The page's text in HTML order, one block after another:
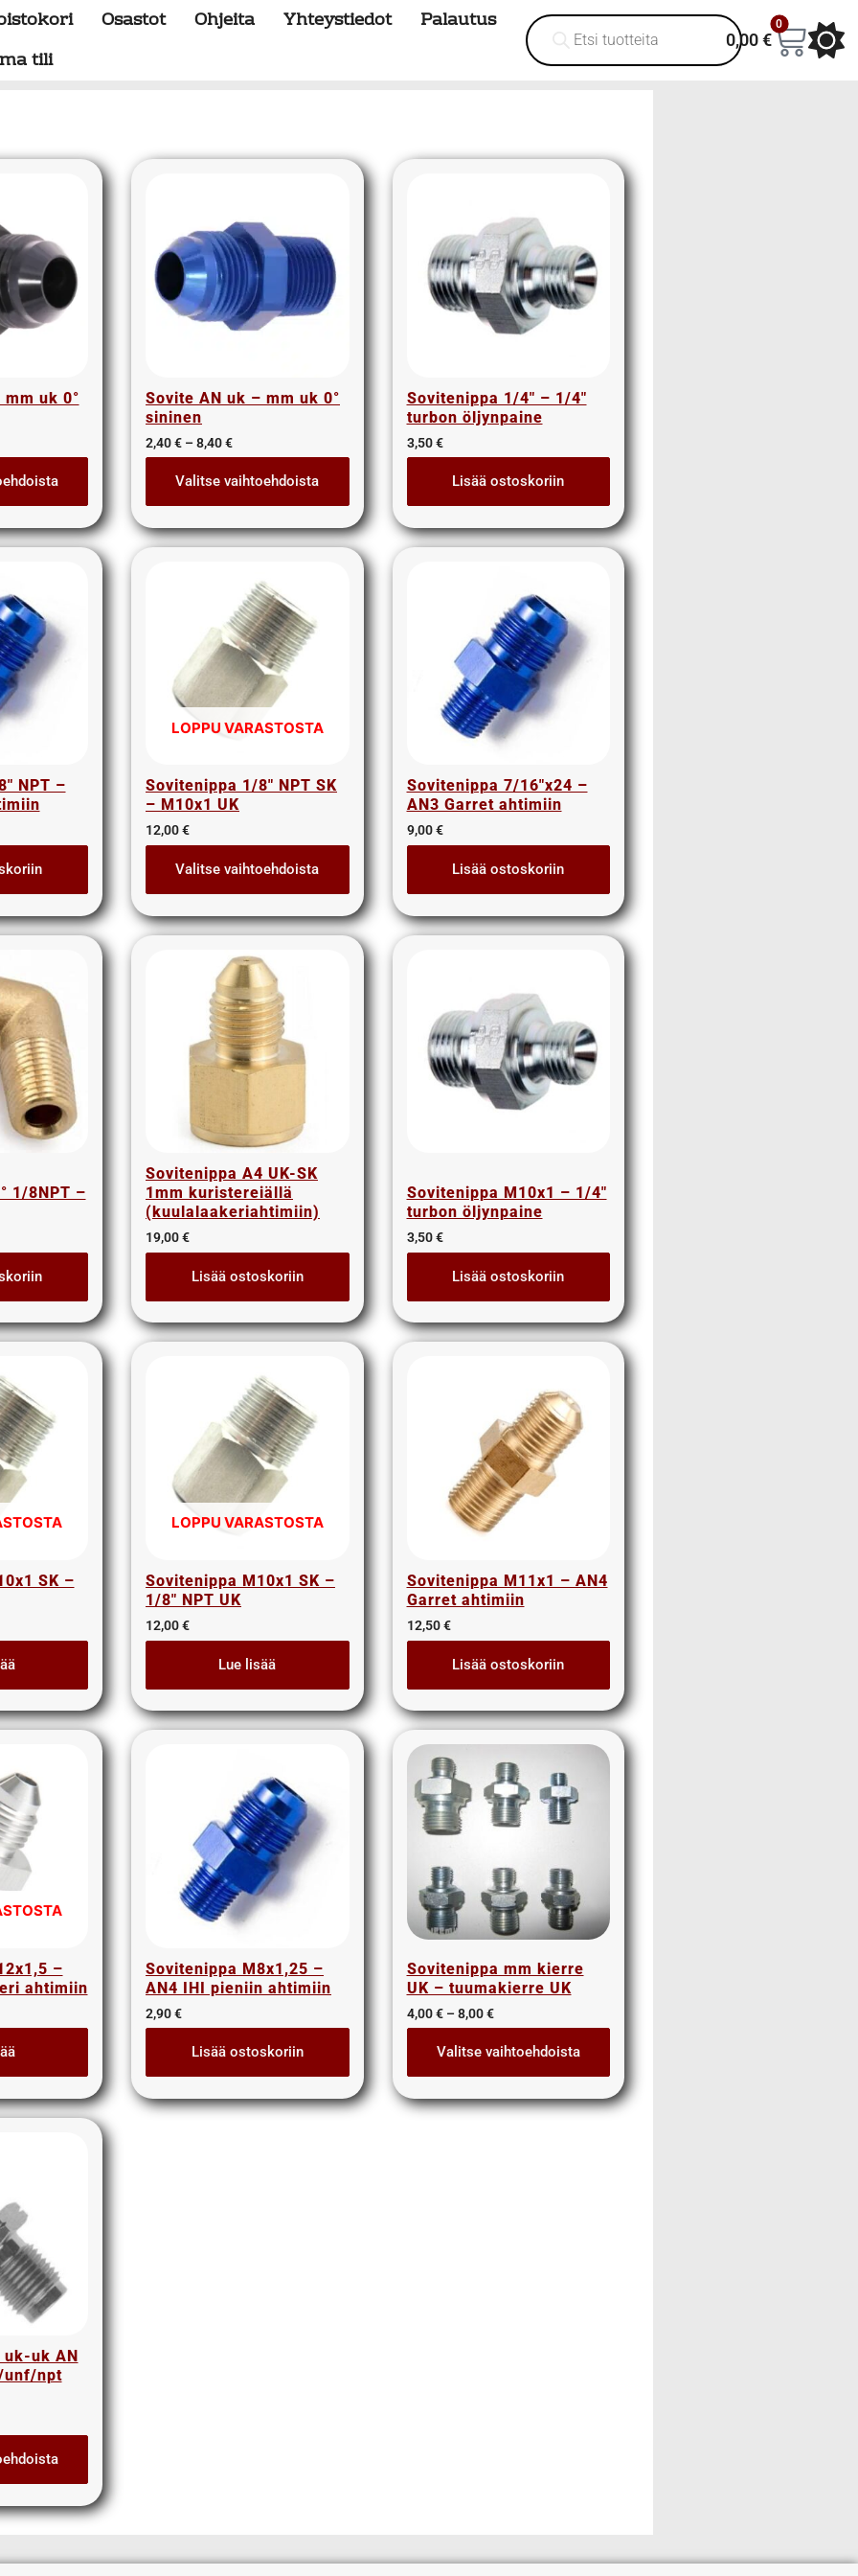
Osastot Ohjeita Yhteystiedot
Palautus
tili
0,00€
0
uk 0°
Sovite AN uk – mm uk 0°
sininen
2,40€ – 8,40€
Valitse vaihtoehdoista
Sovitenippa 1/4″ – 1/4″
turbon öljynpaine
3,50€
Lisää ostoskoriin
NPT –
LOPPU VARASTOSTA
Sovitenippa 1/8″ NPT SK
– M10x1 UK
12,00€
Valitse vaihtoehdoista
Sovitenippa 7/16″x24 –
AN3 Garret ahtimiin
9,00€
Lisää ostoskoriin
1/8NPT –
Sovitenippa A4 UK-SK
1mm kuristereiällä
(kuulalaakeriahtimiin)
19,00€
Lisää ostoskoriin
Sovitenippa M10x1 – 1/4″
turbon öljynpaine
3,50€
Lisää ostoskoriin
SK –
LOPPU VARASTOSTA
Sovitenippa M10x1 SK –
1/8″ NPT UK
12,00€
Lue lisää
Sovitenippa M11x1 – AN4
Garret ahtimiin
12,50€
Lisää ostoskoriin
–
ahtimiin
Sovitenippa M8x1,25 –
AN4 IHI pieniin ahtimiin
2,90€
Lisää ostoskoriin
Sovitenippa mm kierre
UK – tuumakierre UK
4,00€ – 8,00€
Valitse vaihtoehdoista
uk AN
unf/npt